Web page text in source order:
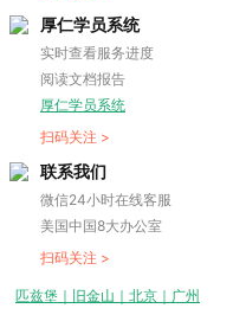
厚仁学员系统
实时查看服务进度
阅读文档报告
厚仁学员系统
扫码关注 >
联系我们
微信24小时在线客服
美国中国8大办公室
扫码关注 >
匹兹堡｜旧金山｜北京｜广州